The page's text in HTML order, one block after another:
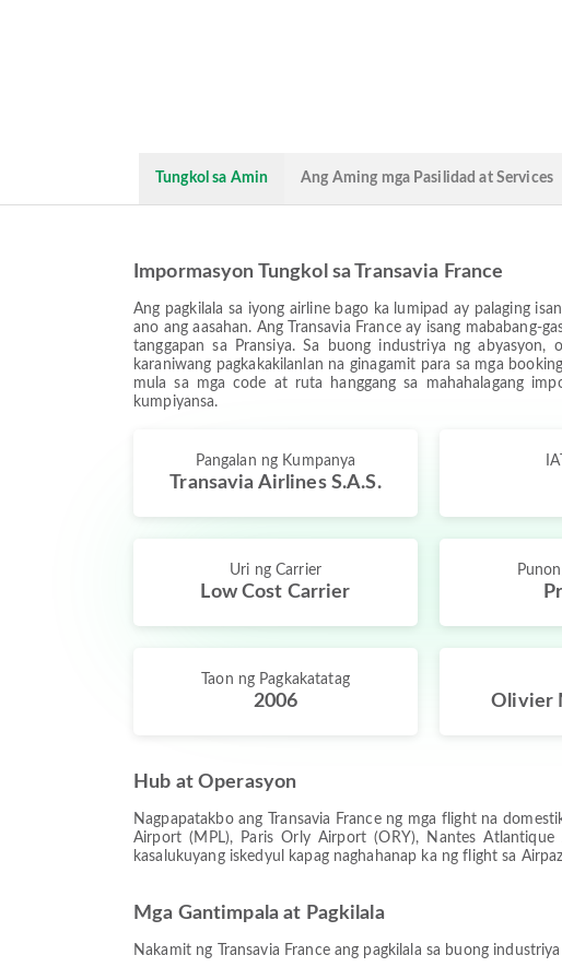
Tungkol sa Amin Ang Aming mga Pasilidad at Services
Impormasyon Tungkol sa Transavia France
Ang pagkilala sa iyong airline bago ka lumipad ay palaging
ano ang aasahan. Ang Transavia France ay isang
tanggapan sa Pransiya. Sa buong industriya ng
karaniwang pagkakakilanlan na ginagamit para sa mga
mula sa mga code at ruta hanggang sa mahahalagang
kumpiyansa.
Pangalan ng Kumpanya
Transavia Airlines S.A.S.
Uri ng Carrier
Low Cost Carrier
Taon ng Pagkakatatag
2006 Olivier
Hub at Operasyon
Nagpapatakbo ang Transavia France ng mga flight na
Airport (MPL), Paris Orly Airport (ORY), Nantes
kasalukuyang iskedyul kapag naghahanap ka ng flight sa
Mga Gantimpala at Pagkilala
Nakamit ng Transavia France ang pagkilala sa buong